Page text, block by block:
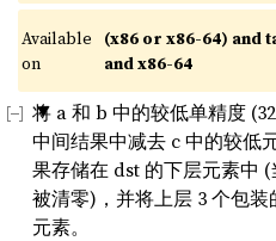
Available
on
(x86 or x86-64) and
and x86-64
将 a 和 b 中的较低单精度
中间结果中减去 c 中的较低
果存储在 dst 的下层元素中
被清零)，并将上层 3 个包
元素。